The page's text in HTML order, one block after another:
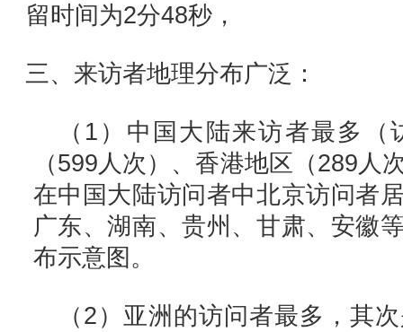
留时间为2分48秒，
三、来访者地理分布广泛：
（1）中国大陆来访者最多
（599人次）、香港地区（289人
在中国大陆访问者中北京访问者
广东、湖南、贵州、甘肃、安徽
布示意图。
（2）亚洲的访问者最多，其